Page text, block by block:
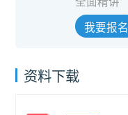
我要报名
资料下载